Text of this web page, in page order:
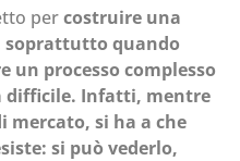
percostruire una
soprattutto quando
processo complesso
difficile. Infatti, mentre
si ha a che
si può vederlo,